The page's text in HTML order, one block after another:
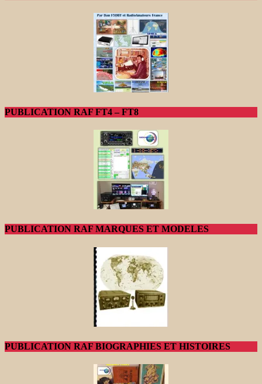
PUBLICATION RAF FT4 – FT8
PUBLICATION RAF MARQUES ET MODELES
PUBLICATION RAF BIOGRAPHIES ET HISTOIRES